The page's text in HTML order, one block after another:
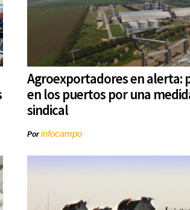
Agroexportadores en alerta:
en los puertos por una
sindical
Porinfocampo